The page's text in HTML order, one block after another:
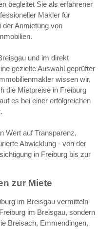
begleitet Sie als erfahrener
Makler für
der Anmietung von
und im direkt
gezielte Auswahl geprüfter
wissen wir,
die Mietpreise in Freiburg
es bei einer erfolgreichen
Wert auf Transparenz,
Abwicklung - von der
in Freiburg bis zur
zur Miete
im Breisgau vermitteln
im Breisgau, sondern
Breisach, Emmendingen,